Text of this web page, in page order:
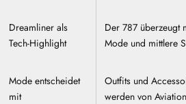
Dreamliner als
Tech-Highlight
Der 787 überzeugt
Mode und mittlere
Mode entscheidet
mit
Outfits und
werden von